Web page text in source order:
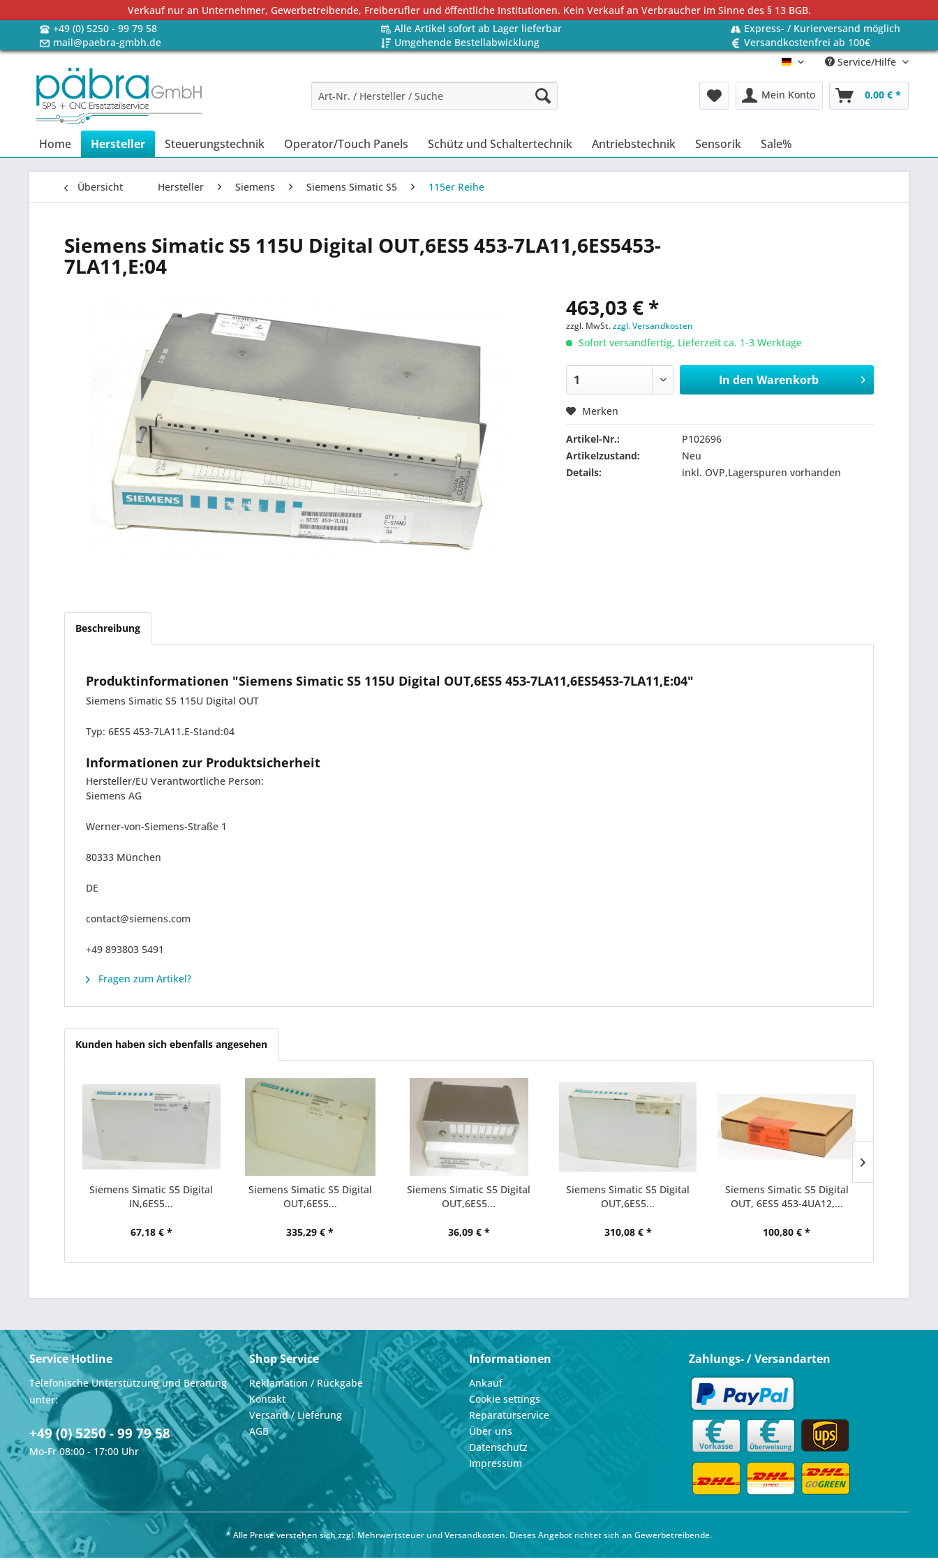
Verkauf nur an Unternehmer, Gewerbetreibende, Freiberufler und öffentliche Institutionen. Kein Verkauf an Verbraucher im Sinne des § 13 BGB.
+49 (0) 5250 - 99 79 58
Alle Artikel sofort ab Lager lieferbar
Express- / Kurierversand möglich
mail@paebra-gmbh.de
Umgehende Bestellabwicklung
Versandkostenfrei ab 100€
Deutsch Service/Hilfe
Mein Konto 0,00 € *
Home Hersteller Steuerungstechnik Operator/Touch Panels Schütz und Schaltertechnik Antriebstechnik Sensorik Sale%
Übersicht Hersteller Siemens Siemens Simatic S5 115er Reihe
Siemens Simatic S5 115U Digital OUT,6ES5 453-7LA11,6ES5453-
7LA11,E:04
463,03 € *
zzgl. MwSt.zzgl. Versandkosten
Sofort versandfertig, Lieferzeit ca. 1-3 Werktage
In den Warenkorb
Merken
Artikel-Nr.:
P102696
Artikelzustand:
Neu
Details:
inkl. OVP,Lagerspuren vorhanden
Beschreibung
Produktinformationen "Siemens Simatic S5 115U Digital OUT,6ES5 453-7LA11,6ES5453-7LA11,E:04"
Siemens Simatic S5 115U Digital OUT
Typ: 6ES5 453-7LA11.E-Stand:04
Informationen zur Produktsicherheit
Hersteller/EU Verantwortliche Person:
Siemens AG
Werner-von-Siemens-Straße 1
80333 München
DE
contact@siemens.com
+49 893803 5491
Fragen zum Artikel?
Kunden haben sich ebenfalls angesehen
Siemens Simatic S5 Digital
IN,6ES5...
67,18 € *
Siemens Simatic S5 Digital
OUT,6ES5...
335,29 € *
Siemens Simatic S5 Digital
OUT,6ES5...
36,09 € *
Siemens Simatic S5 Digital
OUT,6ES5...
310,08 € *
Siemens Simatic S5 Digital
OUT, 6ES5 453-4UA12,...
100,80 € *
Service Hotline
Telefonische Unterstützung und Beratung
unter:
+49 (0) 5250 - 99 79 58
Mo-Fr 08:00 - 17:00 Uhr
Shop Service
Reklamation / Rückgabe
Kontakt
Versand / Lieferung
AGB
Informationen
Ankauf
Cookie settings
Reparaturservice
Über uns
Datenschutz
Impressum
Zahlungs- / Versandarten
* Alle Preise verstehen sich zzgl. Mehrwertsteuer undVersandkosten. Dieses Angebot richtet sich an Gewerbetreibende.